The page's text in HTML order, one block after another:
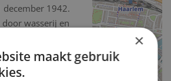
december 1942.
wasserij en
te IJmuiden.
opdracht van
hing daar als
×
maakt gebruik